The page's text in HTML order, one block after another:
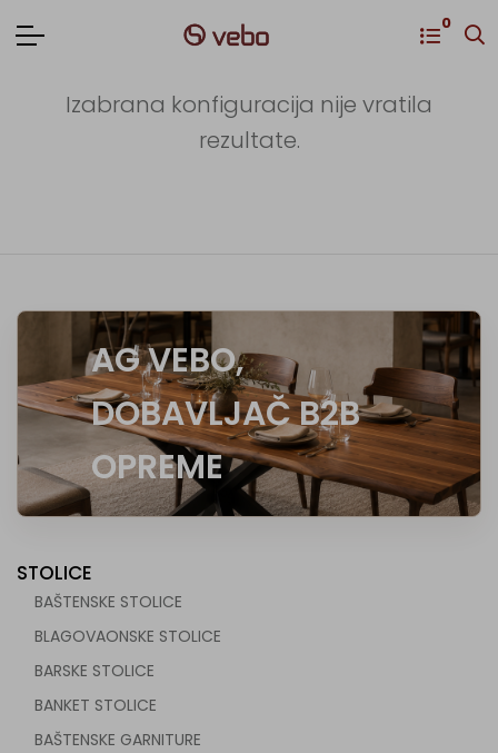
0
ugostiteljstvo
Izabrana konfiguracija nije vratila
rezultate.
AG VEBO,
DOBAVLJAČ B2B
OPREME
STOLICE
BAŠTENSKE STOLICE
BLAGOVAONSKE STOLICE
BARSKE STOLICE
BANKET STOLICE
BAŠTENSKE GARNITURE